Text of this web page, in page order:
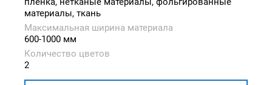
материалы, ткань
Максимальная ширина материала
600-1000 мм
Количество цветов
2